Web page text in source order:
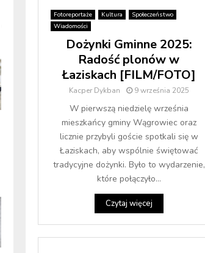
Fotoreportaże Kultura
Społeczeństwo
Wiadomości
Dożynki Gminne 2025:
Radość plonów w
Łaziskach [FILM/FOTO]
Kacper Dykban 9 września 2025
W pierwszą niedzielę września
mieszkańcy gminy Wągrowiec oraz
licznie przybyli goście spotkali się w
Łaziskach, aby wspólnie świętować
tradycyjne dożynki. Było to wydarzenie,
które połączyło...
Czytaj więcej